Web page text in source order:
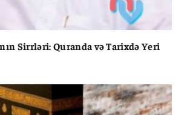
Sirrləri: Quranda və Tarixdə Yeri